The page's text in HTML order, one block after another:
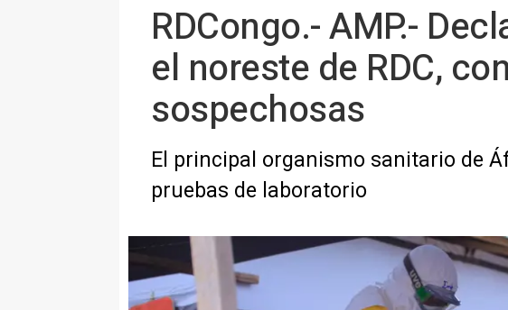
RDCongo.- AMP.-
el noreste de RDC,
sospechosas
El principal organismo sanitario de
pruebas de laboratorio